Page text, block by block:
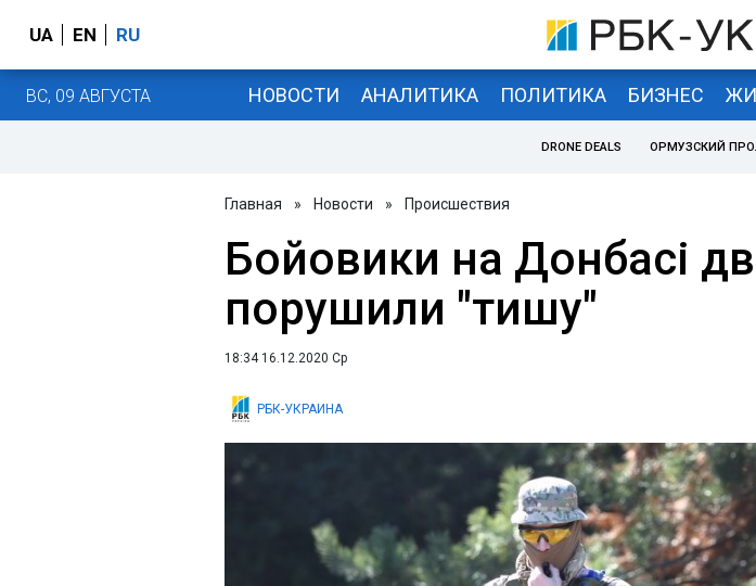
UA EN RU
ВС, 09 АВГУСТА НОВОСТИ АНАЛИТИКА ПОЛИТИКА БИЗНЕС
DRONE DEALS ОРМУЗСКИЙ
Главная » Новости » Происшествия
Бойовики на Донбасі
порушили "тишу"
18:34 16.12.2020 Ср
РБК-УКРАИНА